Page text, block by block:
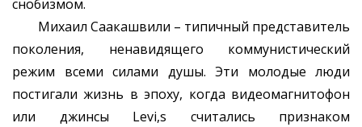
снобизмом.
Михаил Саакашвили – типичный представитель
поколения, ненавидящего коммунистический
режим всеми силами душы. Эти молодые люди
постигали жизнь в эпоху, когда видеомагнитофон
или джинсы Levi,s считались признаком